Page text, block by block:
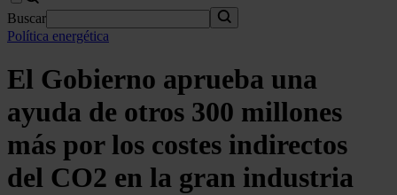
Buscar
Política energética
El Gobierno aprueba una
ayuda de otros 300 millones
más por los costes indirectos
del CO2 en la gran industria